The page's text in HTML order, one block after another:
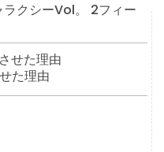
ラクシーVol。 2フィー
た理由